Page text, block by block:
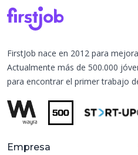
FirstJob nace en 2012 para
Actualmente más de 500.000
para encontrar el primer trabajo
Empresa